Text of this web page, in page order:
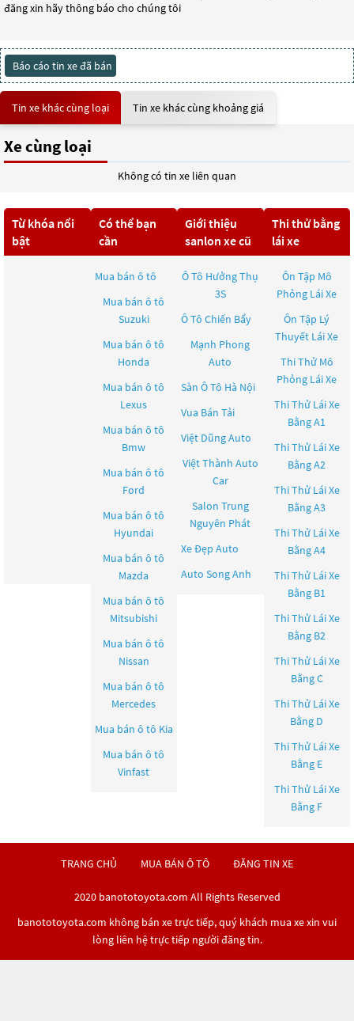
đăng xin hãy thông báo cho chúng tôi
Báo cáo tin xe đã bán
Tin xe khác cùng loại Tin xe khác cùng khoảng giá
Xe cùng loại
Không có tin xe liên quan
Từ khóa nổi
bật
Có thể bạn
cần
Mua bán ô tô
Mua bán ô tô
Suzuki
Mua bán ô tô
Honda
Mua bán ô tô
Lexus
Mua bán ô tô
Bmw
Mua bán ô tô
Ford
Mua bán ô tô
Hyundai
Mua bán ô tô
Mazda
Mua bán ô tô
Mitsubishi
Mua bán ô tô
Nissan
Mua bán ô tô
Mercedes
Mua bán ô tô Kia
Mua bán ô tô
Vinfast
Giới thiệu
sanlon xe cũ
Ô Tô Hưởng Thụ
3S
Ô Tô Chiến Bẩy
Mạnh Phong
Auto
Sàn Ô Tô Hà Nội
Vua Bán Tải
Việt Dũng Auto
Việt Thành Auto
Car
Salon Trung
Nguyên Phát
Xe Đẹp Auto
Auto Song Anh
Thi thử bằng
lái xe
Ôn Tập Mô
Phỏng Lái Xe
Ôn Tập Lý
Thuyết Lái Xe
Thi Thử Mô
Phỏng Lái Xe
Thi Thử Lái Xe
Bằng A1
Thi Thử Lái Xe
Bằng A2
Thi Thử Lái Xe
Bằng A3
Thi Thử Lái Xe
Bằng A4
Thi Thử Lái Xe
Bằng B1
Thi Thử Lái Xe
Bằng B2
Thi Thử Lái Xe
Bằng C
Thi Thử Lái Xe
Bằng D
Thi Thử Lái Xe
Bằng E
Thi Thử Lái Xe
Bằng F
TRANG CHỦ MUA BÁN Ô TÔ ĐĂNG TIN XE
2020 banototoyota.com All Rights Reserved
banototoyota.com không bán xe trực tiếp, quý khách mua xe xin vui
lòng liên hệ trực tiếp người đăng tin.